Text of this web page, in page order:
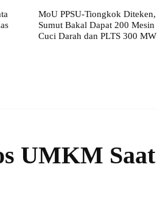
MoU PPSU-Tiongkok Diteken,
Sumut Bakal Dapat 200 Mesin
Cuci Darah dan PLTS 300 MW
UMKM Saat